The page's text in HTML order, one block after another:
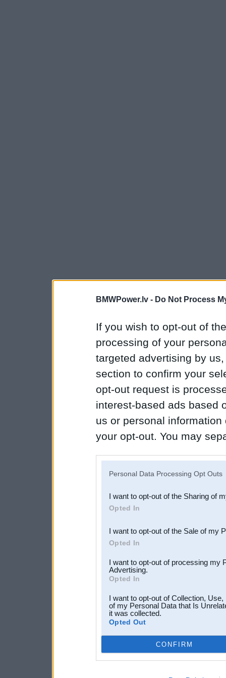
BMWPower.lv - Do Not Process
If you wish to opt-out of
processing of your
targeted advertising by
section to confirm your
opt-out request is
interest-based ads based
us or personal
your opt-out. You may
Downstream Participants
third parties.
Personal Data Processing Opt Outs
I want to opt-out of the Sharing of
Opted In
I want to opt-out of the Sale of my
Opted In
I want to opt-out of processing my
Advertising.
Opted In
I want to opt-out of Collection,
of my Personal Data that Is
it was collected.
Opted Out
CONFIRM